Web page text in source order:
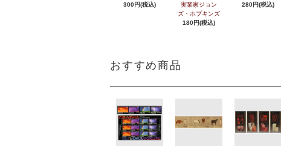
300円(税込)
実業家ジョン
ズ・ホプキンズ
180円(税込)
280円(税込)
おすすめ商品